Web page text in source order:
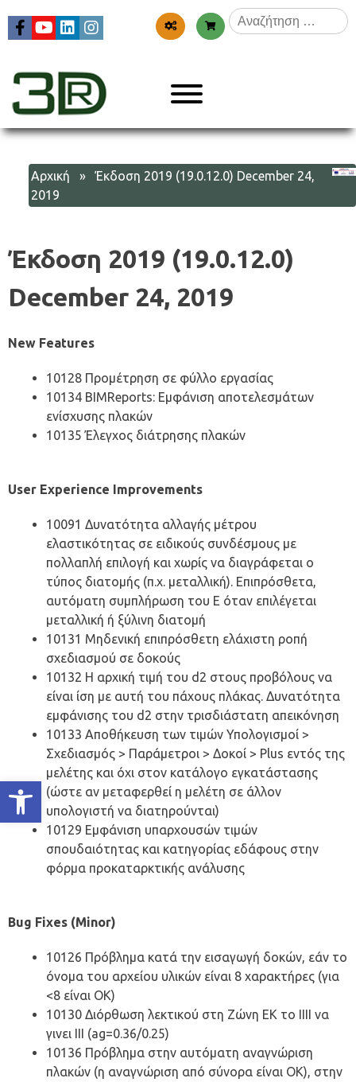
Ανοίξτε τη γραμμή εργαλείων
Αναζήτηση
για:
3dr
Αρχική » Έκδοση 2019 (19.0.12.0) December 24,
2019
Έκδοση 2019 (19.0.12.0)
December 24, 2019
New Features
10128 Προμέτρηση σε φύλλο εργασίας
10134 BIMReports: Εμφάνιση αποτελεσμάτων
ενίσχυσης πλακών
10135 Έλεγχος διάτρησης πλακών
User Experience Improvements
10091 Δυνατότητα αλλαγής μέτρου
ελαστικότητας σε ειδικούς συνδέσμους με
πολλαπλή επιλογή και χωρίς να διαγράφεται ο
τύπος διατομής (π.χ. μεταλλική). Επιπρόσθετα,
αυτόματη συμπλήρωση του Ε όταν επιλέγεται
μεταλλική ή ξύλινη διατομή
10131 Μηδενική επιπρόσθετη ελάχιστη ροπή
σχεδιασμού σε δοκούς
10132 Η αρχική τιμή του d2 στους προβόλους να
είναι ίση με αυτή του πάχους πλάκας. Δυνατότητα
εμφάνισης του d2 στην τρισδιάστατη απεικόνηση
10133 Αποθήκευση των τιμών Υπολογισμοί >
Σχεδιασμός > Παράμετροι > Δοκοί > Plus εντός της
μελέτης και όχι στον κατάλογο εγκατάστασης
(ώστε αν μεταφερθεί η μελέτη σε άλλον
υπολογιστή να διατηρούνται)
10129 Εμφάνιση υπαρχουσών τιμών
σπουδαιότητας και κατηγορίας εδάφους στην
φόρμα προκαταρκτικής ανάλυσης
Bug Fixes (Minor)
10126 Πρόβλημα κατά την εισαγωγή δοκών, εάν το
όνομα του αρχείου υλικών είναι 8 χαρακτήρες (για
<8 είναι ΟΚ)
10130 Διόρθωση λεκτικού στη Ζώνη ΕΚ το ΙΙΙΙ να
γινει ΙΙΙ (ag=0.36/0.25)
10136 Πρόβλημα στην αυτόματη αναγνώριση
πλακών (η αναγνώριση από σύνορα είναι ΟΚ), στην